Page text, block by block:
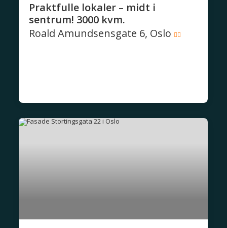
Praktfulle lokaler – midt i
sentrum! 3000 kvm.
Roald Amundsensgate 6, Oslo